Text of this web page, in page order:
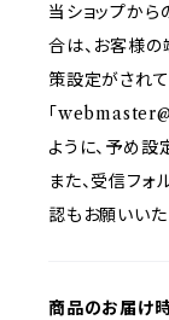
当ショップか
合は、お客様
策設定がされ
「
ように、予め設
また、受信フ
認もお願いいた
商品のお届け